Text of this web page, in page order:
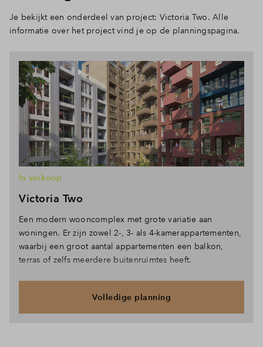
Je bekijkt een onderdeel van project: Victoria Two. Alle
informatie over het project vind je op de planningspagina.
Victoria Two
In verkoop
Een modern wooncomplex met grote variatie aan
woningen. Er zijn zowel 2-, 3- als 4-kamerappartementen,
waarbij een groot aantal appartementen een balkon,
terras of zelfs meerdere buitenruimtes heeft.
Volledige planning